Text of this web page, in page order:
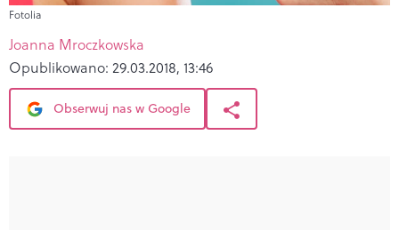
Fotolia
Joanna Mroczkowska
Opublikowano: 29.03.2018, 13:46
Obserwuj nas w Google